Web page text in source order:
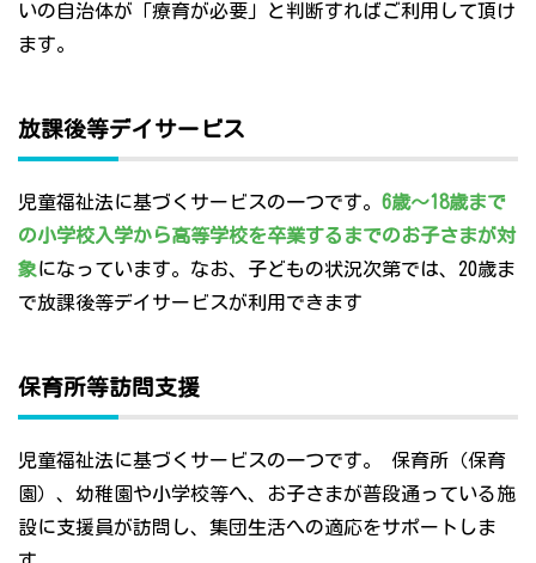
いの自治体が「療育が必要」と判断すればご利用して頂け
ます。
放課後等デイサービス
児童福祉法に基づくサービスの一つです。 6歳～18歳まで
の小学校入学から高等学校を卒業するまでのお子さまが対
象になっています。なお、子どもの状況次第では、20歳ま
で放課後等デイサービスが利用できます
保育所等訪問支援
児童福祉法に基づくサービスの一つです。 保育所（保育
園）、幼稚園や小学校等へ、お子さまが普段通っている施
設に支援員が訪問し、集団生活への適応をサポートしま